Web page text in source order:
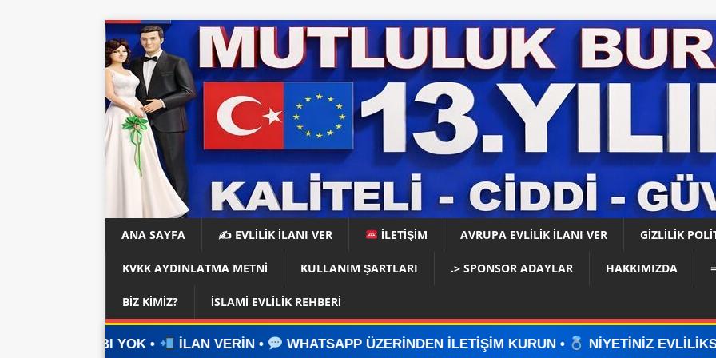
ANA SAYFA ✍️ EVLİLİK İLANI VER İLETİŞİM AVRUPA EVLİLİK İLANI VER GIZLILIK
KVKK AYDINLATMA METNI KULLANIM ŞARTLARI .> SPONSOR ADAYLAR HAKKIMIZDA
BIZ KIMIZ? İSLAMI EVLILIK REHBERI
İLAN VERİN • WHATSAPP ÜZERİNDEN İLETİŞİM KURUN • NİYETİNİZ EVLİLİKSE, DOĞRU